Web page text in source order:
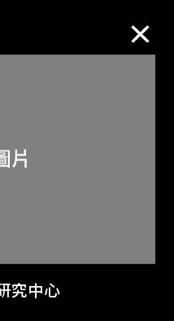
究中心
二十一世紀視覺